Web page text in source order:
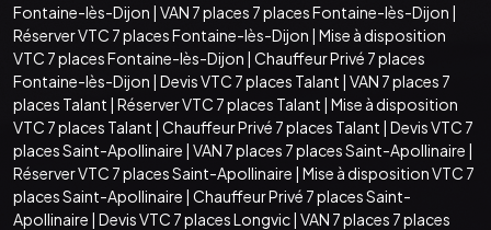
Fontaine-lès-Dijon | VAN 7 places 7 places Fontaine-lès-Dijon |
Réserver VTC 7 places Fontaine-lès-Dijon | Mise à disposition
VTC 7 places Fontaine-lès-Dijon | Chauffeur Privé 7 places
Fontaine-lès-Dijon | Devis VTC 7 places Talant | VAN 7 places 7
places Talant | Réserver VTC 7 places Talant | Mise à disposition
VTC 7 places Talant | Chauffeur Privé 7 places Talant | Devis VTC 7
places Saint-Apollinaire | VAN 7 places 7 places Saint-Apollinaire |
Réserver VTC 7 places Saint-Apollinaire | Mise à disposition VTC 7
places Saint-Apollinaire | Chauffeur Privé 7 places Saint-
Apollinaire | Devis VTC 7 places Longvic| VAN 7 places 7 places